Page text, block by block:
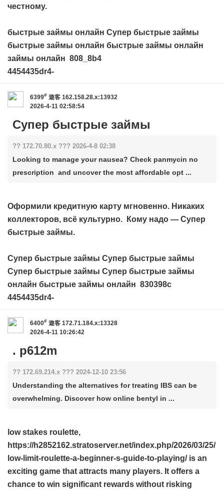
честному.
быстрые займы онлайн Супер быстрые займы
быстрые займы онлайн быстрые займы онлайн
займы онлайн 808_8b4
4454435dr4-
6399# 遊客 162.158.28.x:13932
2026-4-11 02:58:54
Супер быстрые займы
?? 172.70.80.x ??? 2026-4-8 02:38
Looking to manage your nausea? Check panmycin no
prescription and uncover the most affordable opt ...
Оформили кредитную карту мгновенно. Никаких
коллекторов, всё культурно. Кому надо — Супер
быстрые займы.
Супер быстрые займы Супер быстрые займы
Супер быстрые займы Супер быстрые займы
онлайн быстрые займы онлайн 830398c
4454435dr4-
6400# 遊客 172.71.184.x:13328
2026-4-11 10:26:42
. p612m
?? 172.69.214.x ??? 2024-12-10 23:56
Understanding the alternatives for treating IBS can be
overwhelming. Discover how online bentyl in ...
low stakes roulette,
https://h2852162.stratoserver.net/index.php/2026/03/25/
low-limit-roulette-a-beginner-s-guide-to-playing/is an
exciting game that attracts many players. It offers a
chance to win significant rewards without risking